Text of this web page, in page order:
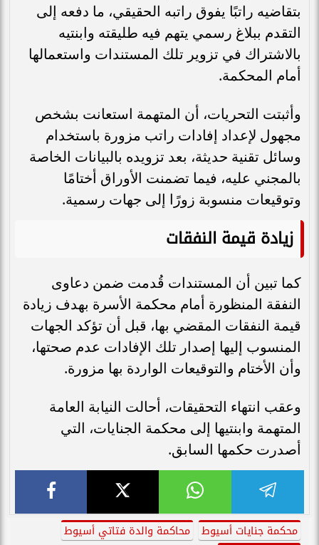
بتقاضيه راتبًا يفوق راتبه الحقيقي، ما دفعه إلى
التقدم ببلاغ رسمي يتهم فيه طليقته وابنتيه
بالاشتراك في تزوير تلك المستندات واستعمالها
أمام المحكمة.
وأثبتت التحريات، أن المتهمة استعانت بشخص
مجهول لإعداد إفادات راتب مزورة باستخدام
وسائل تقنية حديثة، بعد تزويده بالبيانات الخاصة
بالمجني عليه، فيما تضمنت الأوراق أختامًا
وتوقيعات منسوبة زورًا إلى جهات رسمية.
زيادة قيمة النفقات
كما تبين أن المستندات قُدمت ضمن دعاوى
النفقة المنظورة أمام محكمة الأسرة بهدف زيادة
قيمة النفقات المقضي بها، قبل أن تؤكد الجهات
المنسوب إليها إصدار تلك الإفادات عدم صحتها،
وأن الأختام والتوقيعات الواردة بها مزورة.
وعقب انتهاء التحقيقات، أحالت النيابة العامة
المتهمة وابنتيها إلى محكمة الجنايات، التي
أصدرت حكمها السابق.
محكمة جنايات أسيوط
محاكمة والدة فتاتي أسيوط